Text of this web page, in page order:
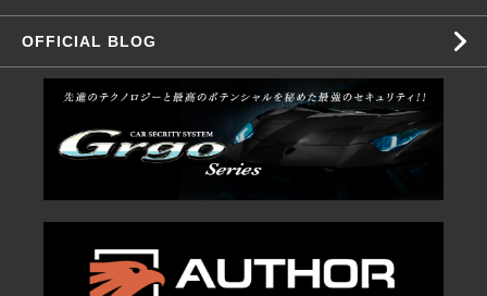
OFFICIAL BLOG